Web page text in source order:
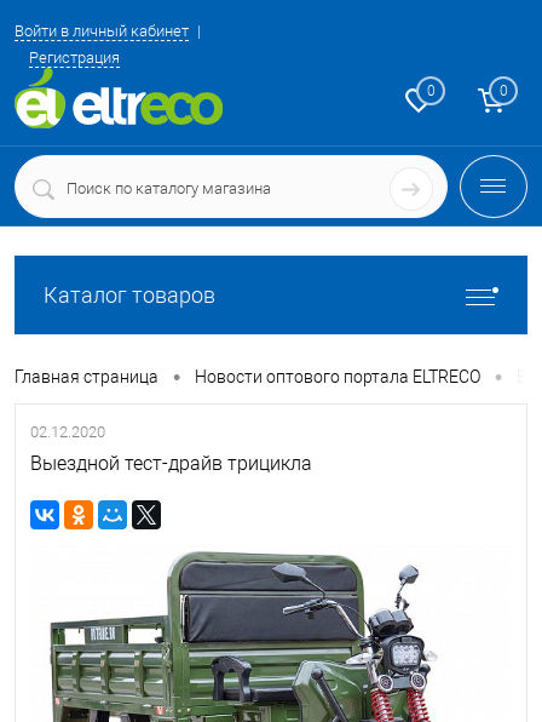
Войти в личный кабинет
Регистрация
0 0
Каталог товаров
Главная страница • Новости оптового портала ELTRECO •
02.12.2020
Выездной тест-драйв трицикла